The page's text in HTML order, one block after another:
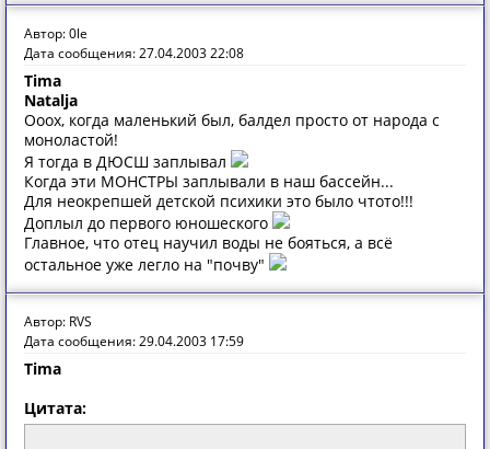
Автор: 0le
Дата сообщения: 27.04.2003 22:08
Tima
Natalja
Ооох, когда маленький был, балдел просто от народа с
моноластой!
Я тогда в ДЮСШ заплывал
Когда эти МОНСТРЫ заплывали в наш бассейн...
Для неокрепшей детской психики это было чтото!!!
Доплыл до первого юношеского
Главное, что отец научил воды не бояться, а всё
остальное уже легло на "почву"
Автор: RVS
Дата сообщения: 29.04.2003 17:59
Tima
Цитата: